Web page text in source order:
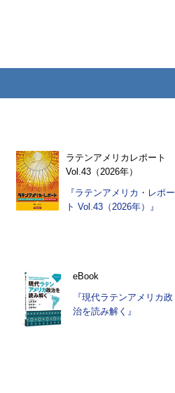
ラテンアメリカレポート
Vol.43（2026年）
『ラテンアメリカ・レポー
ト Vol.43（2026年）』
eBook
『現代ラテンアメリカ政
治を読み解く』